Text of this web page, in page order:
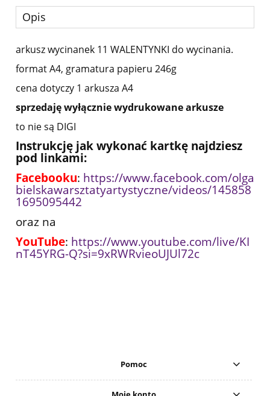
Opis
arkusz wycinanek 11 WALENTYNKI do wycinania.
format A4, gramatura papieru 246g
cena dotyczy 1 arkusza A4
sprzedaję wyłącznie wydrukowane arkusze
to nie są DIGI
Instrukcję jak wykonać kartkę najdziesz
pod linkami:
Facebooku: https://www.facebook.com/olga
bielskawarsztatyartystyczne/videos/145858
1695095442
oraz na
YouTube: https://www.youtube.com/live/KI
nT45YRG-Q?si=9xRWRvieoUJUl72c
Pomoc